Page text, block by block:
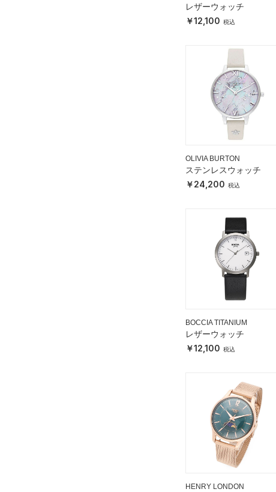
レザーウォッチ
12,100
OLIVIA BURTON
ステンレスウォッチ
24,200
BOCCIA TITANIUM
レザーウォッチ
12,100
HENRY LONDON